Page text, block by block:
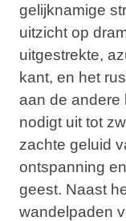
gelijknamige
uitzicht op
uitgestrekte,
kant, en het
aan de andere
nodigt uit tot
zachte geluid
ontspanning
geest. Naast
wandelpaden